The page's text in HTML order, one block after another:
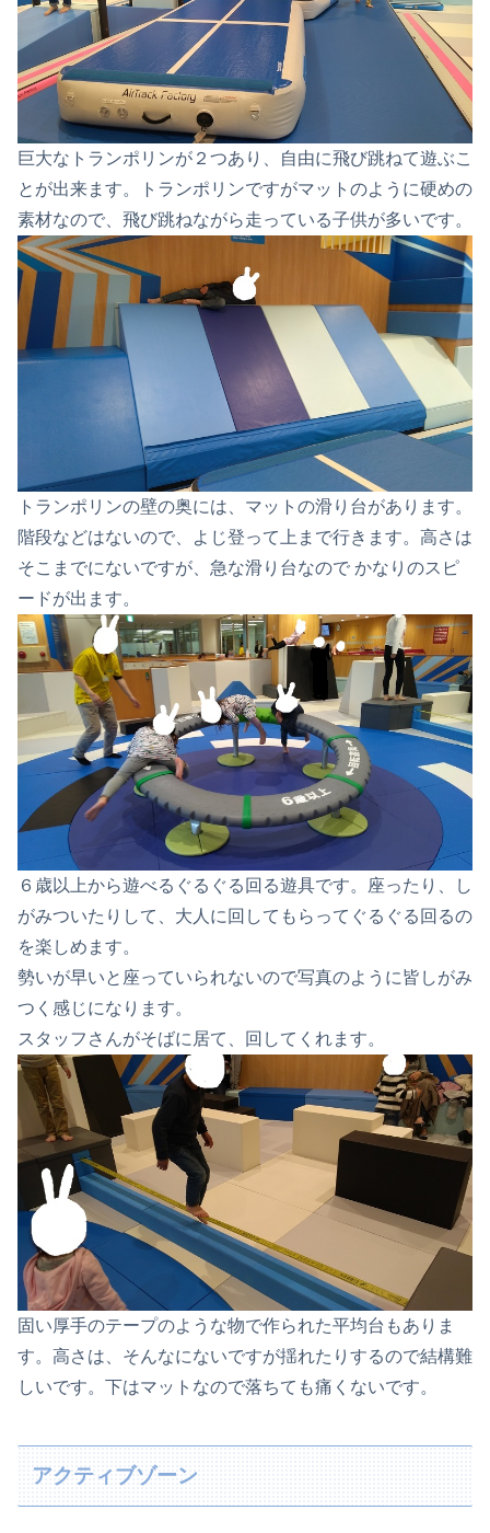
巨大なトランポリンが２つあり、自由に飛び跳ねて遊ぶこ
とが出来ます。トランポリンですがマットのように硬めの
素材なので、飛び跳ねながら走っている子供が多いです。
トランポリンの壁の奥には、マットの滑り台があります。
階段などはないので、よじ登って上まで行きます。高さは
そこまでにないですが、急な滑り台なので かなりのスピ
ードが出ます。
６歳以上から遊べるぐるぐる回る遊具です。座ったり、し
がみついたりして、大人に回してもらってぐるぐる回るの
を楽しめます。
勢いが早いと座っていられないので写真のように皆しがみ
つく感じになります。
スタッフさんがそばに居て、回してくれます。
固い厚手のテープのような物で作られた平均台もありま
す。高さは、そんなにないですが揺れたりするので結構難
しいです。下はマットなので落ちても痛くないです。
アクティブゾーン